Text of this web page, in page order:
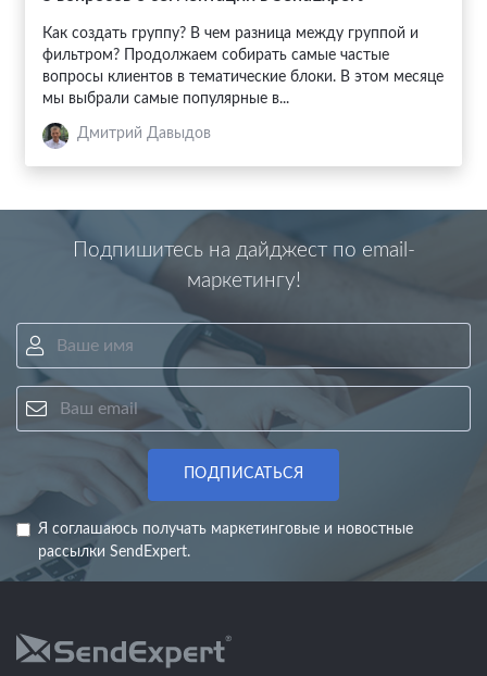
Как создать группу? В чем разница между группой и
фильтром? Продолжаем собирать самые частые
вопросы клиентов в тематические блоки. В этом месяце
мы выбрали самые популярные в...
Дмитрий Давыдов
Подпишитесь на дайджест по email-
маркетингу!
ПОДПИСАТЬСЯ
Я соглашаюсь получать маркетинговые и новостные
рассылки SendExpert.